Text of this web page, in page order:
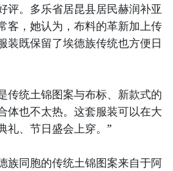
评。多乐省居昆县居民赫润补亚
客，她认为，布料的革新加上传
装既保留了埃德族传统也方便日
传统土锦图案与布标、新款式的
体也不太热。这套服装可以在大
礼、节日盛会上穿。”
族同胞的传统土锦图案来自于阿